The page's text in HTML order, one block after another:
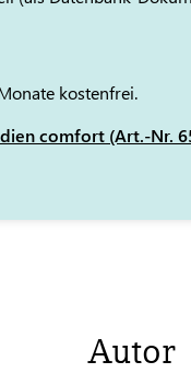
kostenfrei.
comfort (Art.-Nr.
Autor